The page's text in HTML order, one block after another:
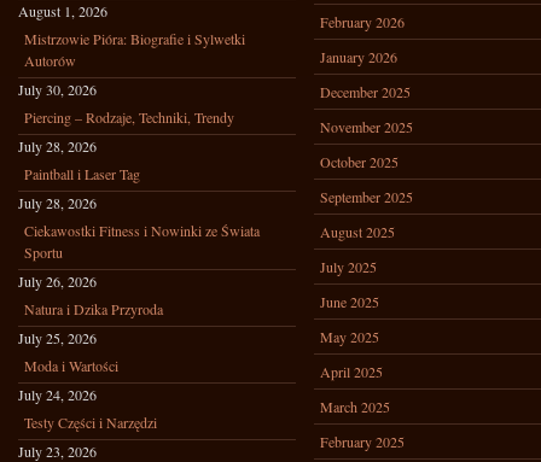
August 1, 2026
Mistrzowie Pióra: Biografie i Sylwetki
Autorów
July 30, 2026
Piercing – Rodzaje, Techniki, Trendy
July 28, 2026
Paintball i Laser Tag
July 28, 2026
Ciekawostki Fitness i Nowinki ze Świata
Sportu
July 26, 2026
Natura i Dzika Przyroda
July 25, 2026
Moda i Wartości
July 24, 2026
Testy Części i Narzędzi
July 23, 2026
February 2026
January 2026
December 2025
November 2025
October 2025
September 2025
August 2025
July 2025
June 2025
May 2025
April 2025
March 2025
February 2025